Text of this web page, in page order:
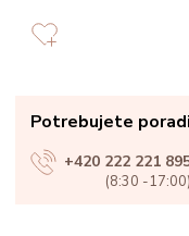
Potrebujete
+420 222 221
(8:30 -17:00)